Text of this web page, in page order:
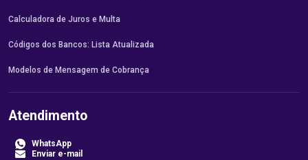
Calculadora de Juros e Multa
Códigos dos Bancos: Lista Atualizada
Modelos de Mensagem de Cobrança
Atendimento
WhatsApp
Enviar e-mail